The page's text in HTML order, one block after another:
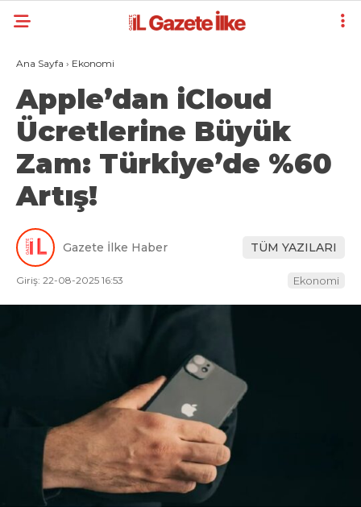
Ana Sayfa › Ekonomi
Apple’dan iCloud
Ücretlerine Büyük
Zam: Türkiye’de %60
Artış!
Gazete İlke Haber TÜM YAZILARI
Giriş: 22-08-2025 16:53 Ekonomi